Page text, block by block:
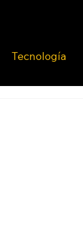
Tecnología